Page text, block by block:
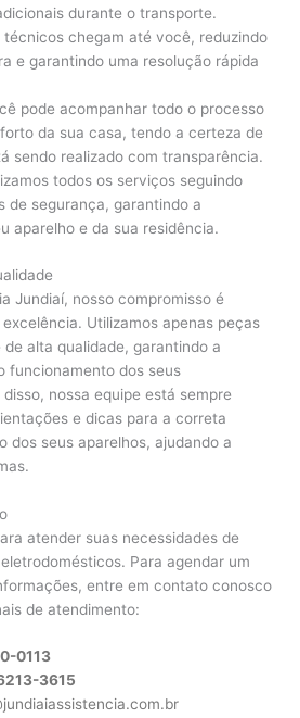
durante o transporte.
técnicos chegam até você, reduzindo
e garantindo uma resolução rápida
pode acompanhar todo o processo
da sua casa, tendo a certeza de
sendo realizado com transparência.
todos os serviços seguindo
de segurança, garantindo a
aparelho e da sua residência.
Jundiaí, nosso compromisso é
Utilizamos apenas peças
alta qualidade, garantindo a
funcionamento dos seus
nossa equipe está sempre
e dicas para a correta
dos seus aparelhos, ajudando a
atender suas necessidades de
Para agendar um
entre em contato conosco
de atendimento:
0113
3615